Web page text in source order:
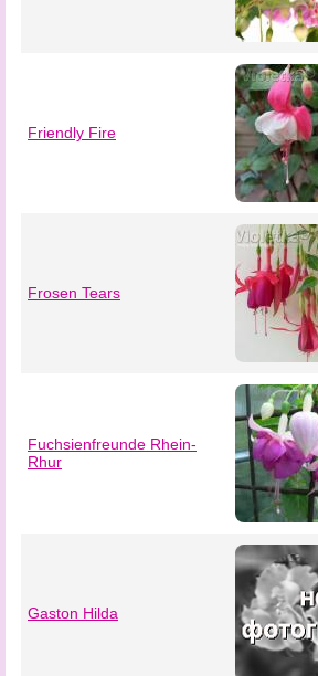
Friendly Fire
Frosen Tears
Fuchsienfreunde Rhein-
Rhur
Gaston Hilda